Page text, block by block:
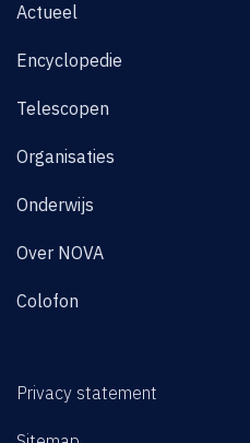
Actueel
Encyclopedie
Telescopen
Organisaties
Onderwijs
Over NOVA
Colofon
Privacy statement